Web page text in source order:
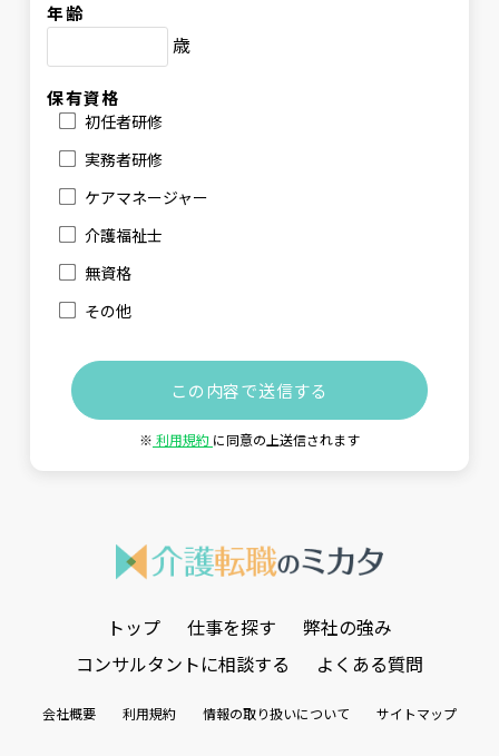
年齢
歳
保有資格
初任者研修
実務者研修
ケアマネージャー
介護福祉士
無資格
その他
※ 利用規約 に同意の上送信されます
トップ 仕事を探す
弊社の強み
コンサルタントに相談する
よくある質問
会社概要 利用規約 情報の取り扱いについて サイトマップ